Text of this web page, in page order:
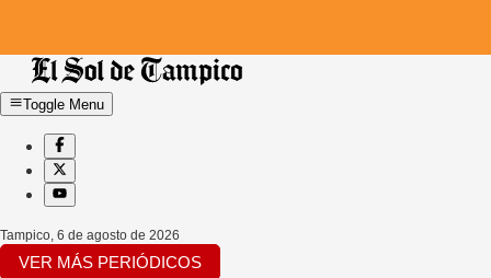
Toggle Menu
Tampico, 6 de agosto de 2026
VER MÁS PERIÓDICOS